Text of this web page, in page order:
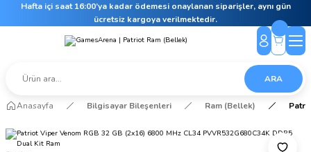
Hafta içi saat 16:00’ya kadar ödemesi onaylanan siparişler, aynı gün
ücretsiz kargoya verilmektedir.
ARA
Anasayfa Bilgisayar Bileşenleri Ram (Bellek)